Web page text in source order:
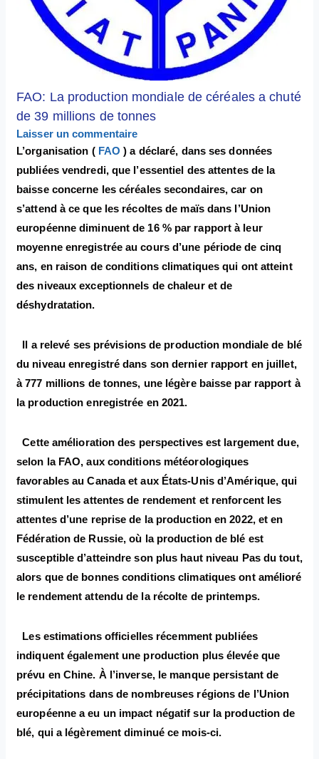
FAO: La production mondiale de céréales a chuté
de 39 millions de tonnes
Laisser un commentaire
L’organisation ( FAO ) a déclaré, dans ses données
publiées vendredi, que l’essentiel des attentes de la
baisse concerne les céréales secondaires, car on
s’attend à ce que les récoltes de maïs dans l’Union
européenne diminuent de 16 % par rapport à leur
moyenne enregistrée au cours d’une période de cinq
ans, en raison de conditions climatiques qui ont atteint
des niveaux exceptionnels de chaleur et de
déshydratation.
Il a relevé ses prévisions de production mondiale de blé
du niveau enregistré dans son dernier rapport en juillet,
à 777 millions de tonnes, une légère baisse par rapport à
la production enregistrée en 2021.
Cette amélioration des perspectives est largement due,
selon la FAO, aux conditions météorologiques
favorables au Canada et aux États-Unis d’Amérique, qui
stimulent les attentes de rendement et renforcent les
attentes d’une reprise de la production en 2022, et en
Fédération de Russie, où la production de blé est
susceptible d’atteindre son plus haut niveau Pas du tout,
alors que de bonnes conditions climatiques ont amélioré
le rendement attendu de la récolte de printemps.
Les estimations officielles récemment publiées
indiquent également une production plus élevée que
prévu en Chine. À l’inverse, le manque persistant de
précipitations dans de nombreuses régions de l’Union
européenne a eu un impact négatif sur la production de
blé, qui a légèrement diminué ce mois-ci.